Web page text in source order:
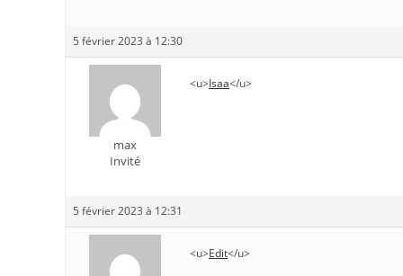
5 février 2023 à 12:30
max
Invité
<u>Isaa</u>
5 février 2023 à 12:31
<u>Edit</u>